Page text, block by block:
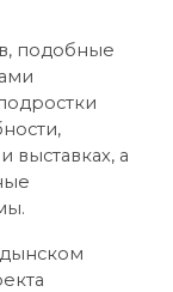
подобные
выставках, а